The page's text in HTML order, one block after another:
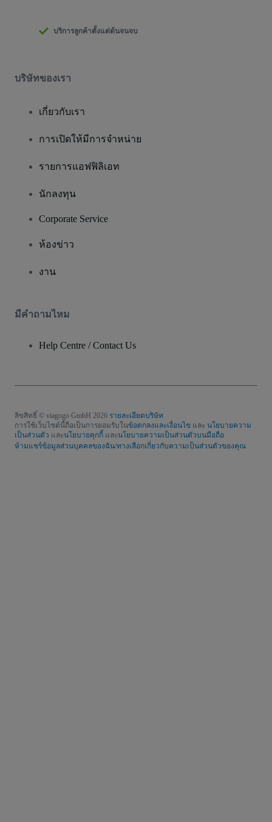
บริการลูกค้าตั้งแต่ต้นจนจบ
บริษัทของเรา
เกี่ยวกับเรา
การเปิดให้มีการจำหน่าย
รายการแอฟฟิลิเอท
นักลงทุน
Corporate Service
ห้องข่าว
งาน
มีคําถามไหม
Help Centre / Contact Us
ลิขสิทธิ์ © viagogo GmbH 2026 รายละเอียดบริษัท
การใช้เว็บไซต์นี้ถือเป็นการยอมรับในข้อตกลงและเงื่อนไข และ นโยบายความ
เป็นส่วนตัว และนโยบายคุกกี้ และนโยบายความเป็นส่วนตัวบนมือถือ
ห้ามแชร์ข้อมูลส่วนบุคคลของฉัน/ทางเลือกเกี่ยวกับความเป็นส่วนตัวของคุณ